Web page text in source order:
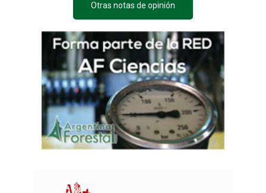
Otras notas de opinión